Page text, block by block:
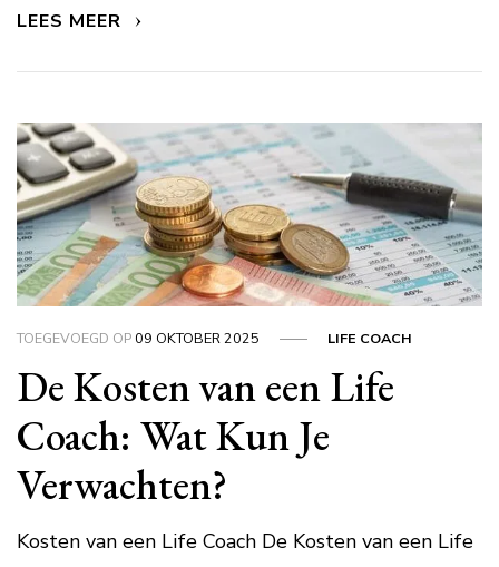
LEES MEER
TOEGEVOEGD OP09 OKTOBER 2025 LIFE COACH
De Kosten van een Life
Coach: Wat Kun Je
Verwachten?
Kosten van een Life Coach De Kosten van een Life